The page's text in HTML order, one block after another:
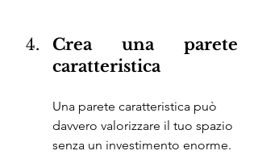
Crea una parete
caratteristica
Una parete caratteristica può
davvero valorizzare il tuo spazio
senza un investimento enorme.